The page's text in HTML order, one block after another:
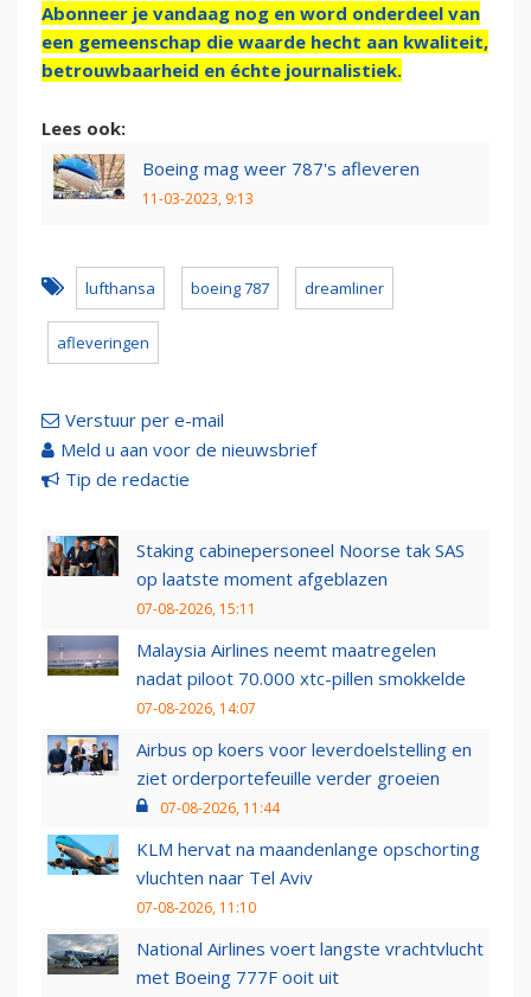
Abonneer je vandaag nog en word onderdeel van
een gemeenschap die waarde hecht aan kwaliteit,
betrouwbaarheid en échte journalistiek.
Lees ook:
Boeing mag weer 787's afleveren
11-03-2023, 9:13
lufthansa boeing 787 dreamliner
afleveringen
Verstuur per e-mail
Meld u aan voor de nieuwsbrief
Tip de redactie
Staking cabinepersoneel Noorse tak SAS
op laatste moment afgeblazen
07-08-2026, 15:11
Malaysia Airlines neemt maatregelen
nadat piloot 70.000 xtc-pillen smokkelde
07-08-2026, 14:07
Airbus op koers voor leverdoelstelling en
ziet orderportefeuille verder groeien
07-08-2026, 11:44
KLM hervat na maandenlange opschorting
vluchten naar Tel Aviv
07-08-2026, 11:10
National Airlines voert langste vrachtvlucht
met Boeing 777F ooit uit